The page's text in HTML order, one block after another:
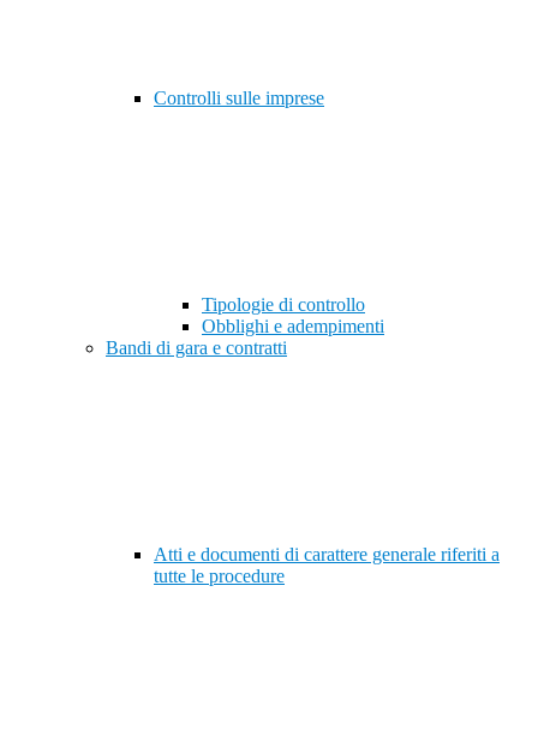
Controlli sulle imprese
Tipologie di controllo
Obblighi e adempimenti
Bandi di gara e contratti
Atti e documenti di carattere generale riferiti a
tutte le procedure